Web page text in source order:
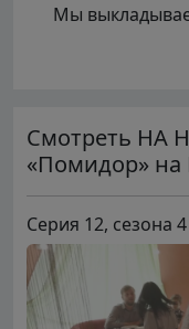
Мы
Смотреть НА
«Помидор»
Серия 12, сезона